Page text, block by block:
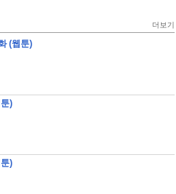
더보기
(웹툰)
)
)